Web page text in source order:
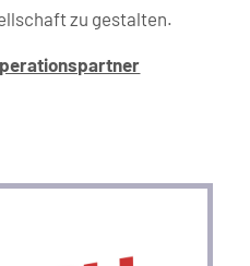
zu gestalten.